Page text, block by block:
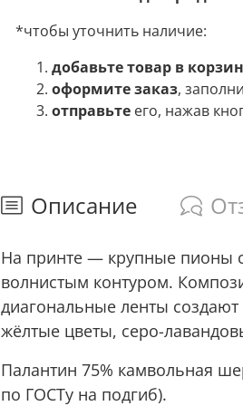
*чтобы уточнить наличие:
добавьте товар в
оформите заказ,
отправьте его, нажав
Описание
На принте — крупные пионы
волнистым контуром.
диагональные ленты
жёлтые цветы, серо-
Палантин 75% камвольная
по ГОСТу на подгиб).